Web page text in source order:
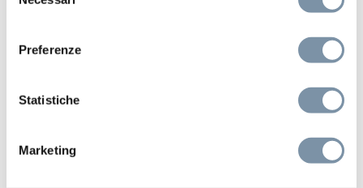
Preferenze
Statistiche
Marketing